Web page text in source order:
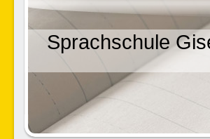
Sprachschule